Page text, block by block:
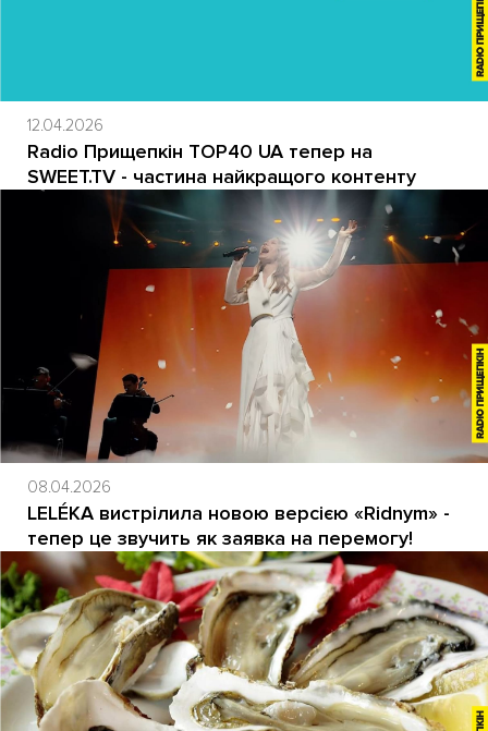
12.04.2026
Radio Прищепкін TOP40 UA тепер на
SWEET.TV - частина найкращого контенту
08.04.2026
LELÉKA вистрілила новою версією «Ridnym» -
тепер це звучить як заявка на перемогу!